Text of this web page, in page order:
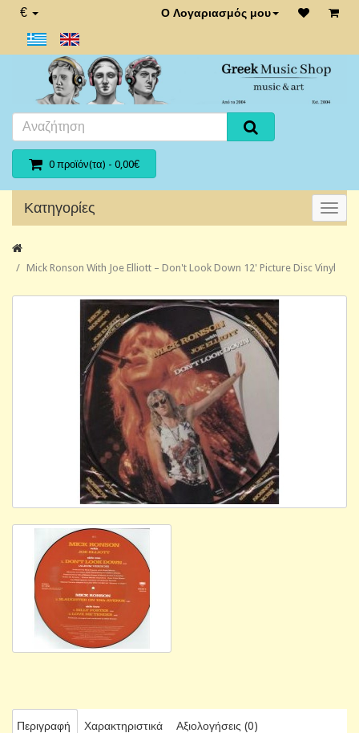
€ Ο Λογαριασμός μου
0 προϊόν(τα) - 0,00€
Κατηγορίες
Mick Ronson With Joe Elliott – Don't Look Down 12' Picture Disc Vinyl
Περιγραφή Χαρακτηριστικά Αξιολογήσεις (0)